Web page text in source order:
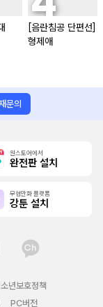
[음란침공 단편선]
형제애
문의
원스토어에서
완전판 설치
무협만화 플랫폼
강툰 설치
년보호정책
PC버전